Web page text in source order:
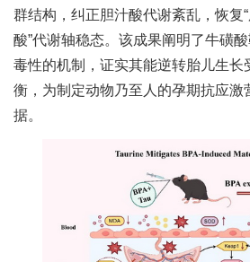
化
人
队
群结构，纠正胆汁酸代谢紊乱，恢复
酸”代谢轴稳态。该成果阐明了牛磺
毒性的机制，证实其能逆转胎儿生长
衡，为制定动物乃至人的孕期抗应激
据。